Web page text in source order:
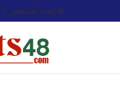
الأربعاء, أغسطس 5, 2026